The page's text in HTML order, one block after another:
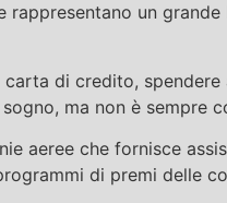
un grande
di credito, spendere
ma non è sempre
aeree che fornisce
di premi delle